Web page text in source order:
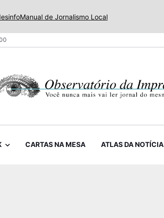
Manual de Jornalismo Local
CARTAS NA MESA ATLAS DA NOTÍCIA